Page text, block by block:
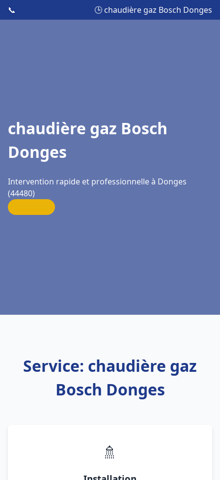
📞 🕒 chaudière gaz Bosch Donges
chaudière gaz Bosch
Donges
Intervention rapide et professionnelle à Donges
(44480)
Service: chaudière gaz
Bosch Donges
🚿